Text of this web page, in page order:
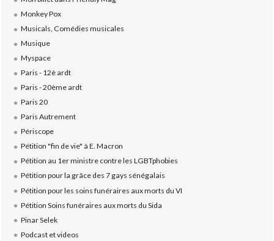
Monkey Pox
Musicals, Comédies musicales
Musique
Myspace
Paris - 12è ardt
Paris - 20ème ardt
Paris 20
Paris Autrement
Périscope
Pétition "fin de vie" à E. Macron
Pétition au 1er ministre contre les LGBTphobies
Pétition pour la grâce des 7 gays sénégalais
Pétition pour les soins funéraires aux morts du VI
Pétition Soins funéraires aux morts du Sida
Pinar Selek
Podcast et videos